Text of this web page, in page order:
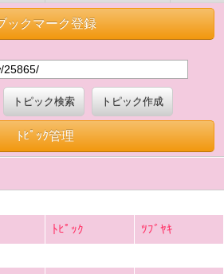
ックマーク登録
トピック検索 トピック作成
ﾄﾋﾟｯｸ管理
ﾄﾋﾟｯｸ
ﾂﾌﾞﾔｷ